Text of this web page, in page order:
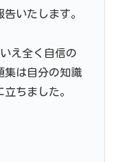
いたします。
え全く自信の
集は自分の知識
ちました。